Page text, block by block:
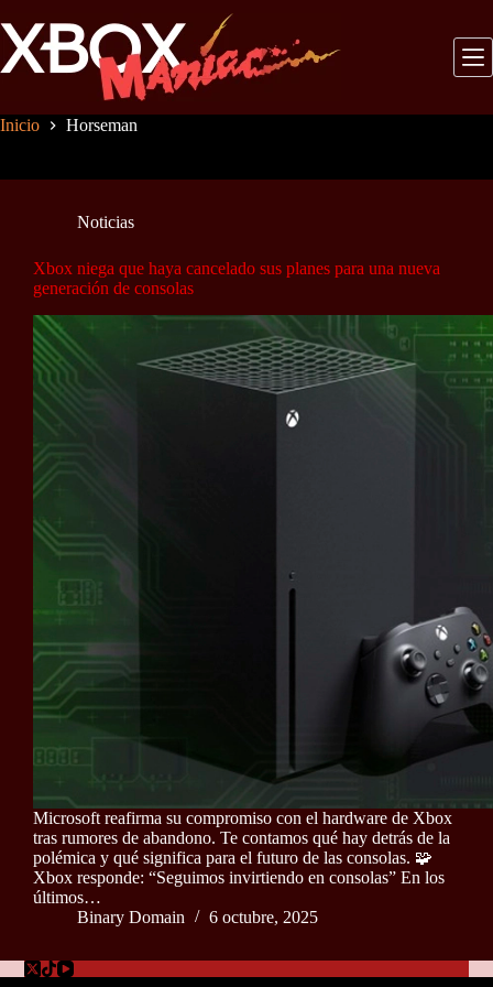
al
contenido
Inicio Horseman
Noticias
Xbox niega que haya cancelado sus planes para una nueva
generación de consolas
Microsoft reafirma su compromiso con el hardware de Xbox
tras rumores de abandono. Te contamos qué hay detrás de la
polémica y qué significa para el futuro de las consolas. 🧩
Xbox responde: “Seguimos invirtiendo en consolas” En los
últimos…
Binary Domain
6 octubre, 2025